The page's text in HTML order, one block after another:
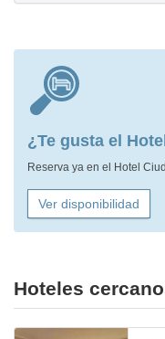
¿Te gusta el
Reserva ya en el Hotel
Ver disponibilidad
Hoteles